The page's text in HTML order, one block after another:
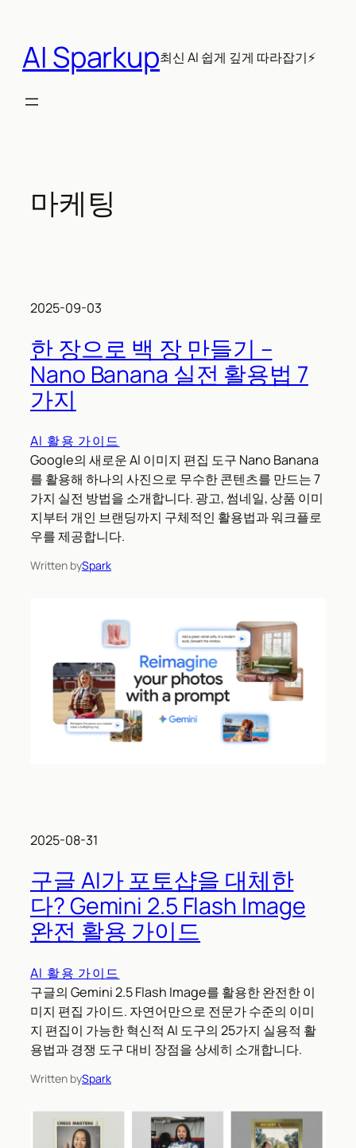
AI Sparkup최신 AI 쉽게 깊게 따라잡기⚡
마케팅
2025-09-03
한 장으로 백 장 만들기 –
Nano Banana 실전 활용법 7
가지
AI 활용 가이드
Google의 새로운 AI 이미지 편집 도구 Nano Banana
를 활용해 하나의 사진으로 무수한 콘텐츠를 만드는 7
가지 실전 방법을 소개합니다. 광고, 썸네일, 상품 이미
지부터 개인 브랜딩까지 구체적인 활용법과 워크플로
우를 제공합니다.
Written bySpark
2025-08-31
구글 AI가 포토샵을 대체한
다? Gemini 2.5 Flash Image
완전 활용 가이드
AI 활용 가이드
구글의 Gemini 2.5 Flash Image를 활용한 완전한 이
미지 편집 가이드. 자연어만으로 전문가 수준의 이미
지 편집이 가능한 혁신적 AI 도구의 25가지 실용적 활
용법과 경쟁 도구 대비 장점을 상세히 소개합니다.
Written bySpark